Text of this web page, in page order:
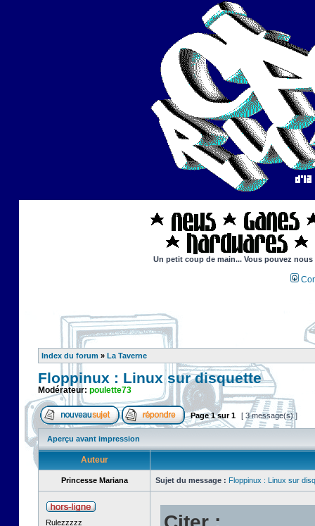
Un petit coup de main... Vous pouvez
Index du forum » La Taverne
Floppinux : Linux sur disquette
Modérateur: poulette73
Page1sur1 [ 3 message(s) ]
Aperçu avant impression
Auteur
Princesse Mariana Sujet du message : Floppinux : Linux sur
Rulezzzzz